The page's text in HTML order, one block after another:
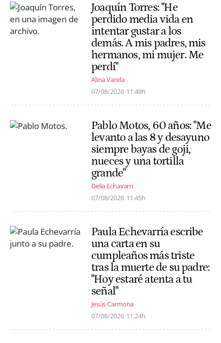
Joaquín Torres: "He
perdido media vida en
intentar gustar a los
demás. A mis padres, mis
hermanos, mi mujer. Me
perdí"
Alina Varela
07/08/2026 11:49h
Pablo Motos, 60 años: "Me
levanto a las 8 y desayuno
siempre bayas de goji,
nueces y una tortilla
grande"
Delia Echavarri
07/08/2026 11:45h
Paula Echevarría escribe
una carta en su
cumpleaños más triste
tras la muerte de su padre:
"Hoy estaré atenta a tu
señal"
Jesús Carmona
07/08/2026 11:24h